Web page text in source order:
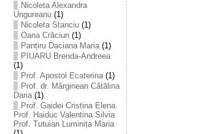
Nicoleta Alexandra
Ungureanu(1)
Nicoleta Stanciu(1)
Oana Crăciun(1)
Panțiru Daciana Maria(1)
PIUARU Brenda-Andreea
(1)
Prof. Apostol Ecaterina(1)
Prof. dr. Mărginean Cătălina
Daria(1)
Prof. Gaidei Cristina Elena.
Prof. Haiduc Valentina Silvia
Prof. Tutuian Luminița Maria